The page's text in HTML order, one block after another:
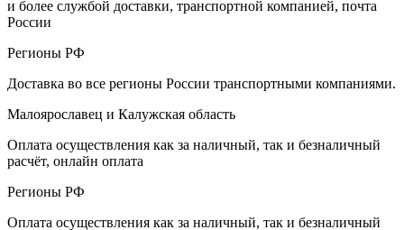
и более службой доставки, транспортной компанией, почта
России
Регионы РФ
Доставка во все регионы России транспортными компаниями.
Малоярославец и Калужская область
Оплата осуществления как за наличный, так и безналичный
расчёт, онлайн оплата
Регионы РФ
Оплата осуществления как за наличный, так и безналичный